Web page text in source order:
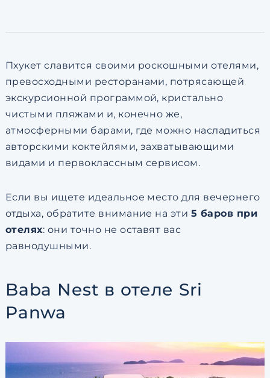
Пхукет славится своими роскошными отелями,
превосходными ресторанами, потрясающей
экскурсионной программой, кристально
чистыми пляжами и, конечно же,
атмосферными барами, где можно насладиться
авторскими коктейлями, захватывающими
видами и первоклассным сервисом.
Если вы ищете идеальное место для вечернего
отдыха, обратите внимание на эти 5 баров при
отелях: они точно не оставят вас
равнодушными.
Baba Nest в отеле Sri
Panwa